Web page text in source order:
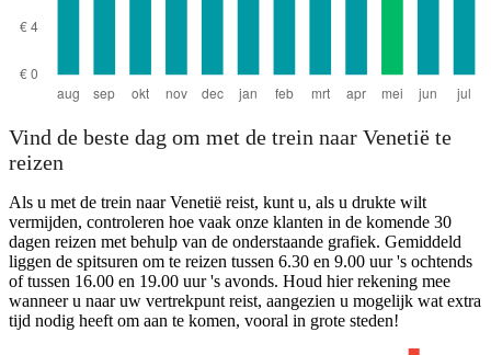
Vind de beste dag om met de trein naar Venetië te
reizen
Als u met de trein naar Venetië reist, kunt u, als u drukte wilt
vermijden, controleren hoe vaak onze klanten in de komende 30
dagen reizen met behulp van de onderstaande grafiek. Gemiddeld
liggen de spitsuren om te reizen tussen 6.30 en 9.00 uur 's ochtends
of tussen 16.00 en 19.00 uur 's avonds. Houd hier rekening mee
wanneer u naar uw vertrekpunt reist, aangezien u mogelijk wat extra
tijd nodig heeft om aan te komen, vooral in grote steden!